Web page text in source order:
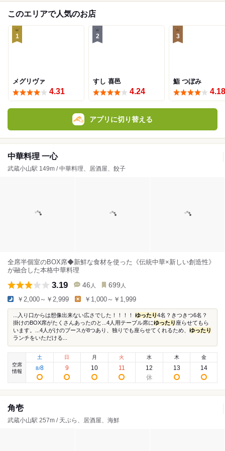
このエリアで人気のお店
1
メグリヴァ
4.31
2
すし 喜邑
4.24
3
鮨 つぼみ
4.18
アプリに切り替える
中華料理 一心
武蔵小山駅 149m / 中華料理、居酒屋、餃子
全席半個室のBOX席◆新鮮な食材を使った《伝統中華×新しい創造性》
が融合した本格中華料理
3.19 46 人 699 人
￥2,000～￥2,999 ￥1,000～￥1,999
...入り口からは想像出来ない広さでした！！！！ ゆったり4名？きつきつ6名？
掛けのBOX席がたくさんあったのと...4人用テーブル席にゆったり 座らせてもら
います。...4人がけのブースが8つあり、独りでも座らせてくれるため、 ゆったり
ランチをいただける...
空席
情報
土
8/8
日
9
月
10
火
11
水
12
木
13
金
14
角壱
武蔵小山駅 257m / 天ぷら、居酒屋、海鮮